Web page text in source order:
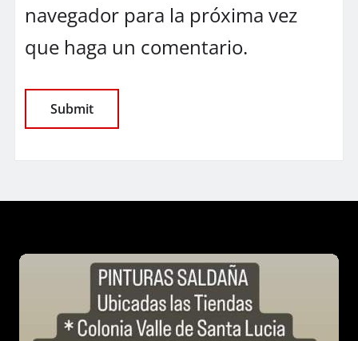
navegador para la próxima vez
que haga un comentario.